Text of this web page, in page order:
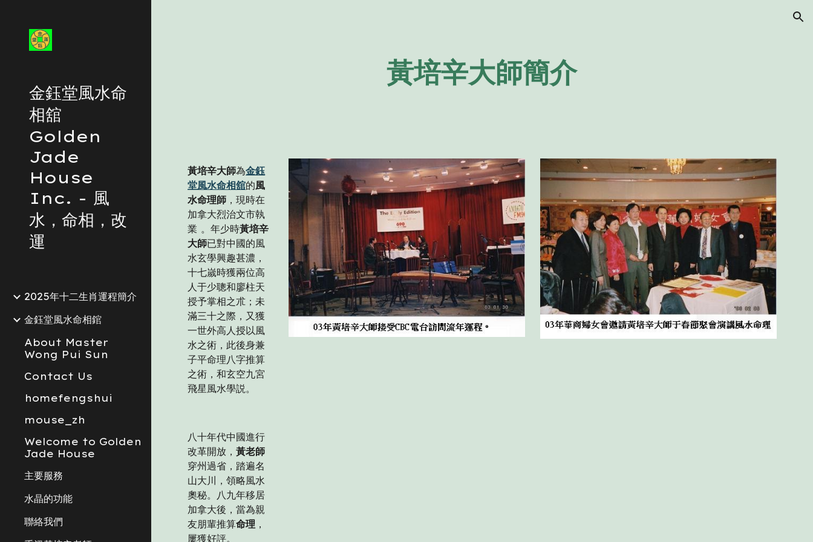
金鈺堂風水命
相舘
Golden
Jade
House
Inc. - 風
水，命相，改
運
2025年十二生肖運程簡介
金鈺堂風水命相錧
About Master
Wong Pui Sun
Contact Us
homefengshui
mouse_zh
Welcome to Golden
Jade House
主要服務
水晶的功能
聯絡我們
黃培辛大師簡介
黃培辛大師為金鈺
堂風水命相舘的風
水命理師 ，現時在
加拿大烈治文市執
業 。年少時黃培辛
大師已對中國的風
水玄學興趣甚濃，
十七嵗時獲兩位高
人于少聰和廖柱天
授予掌相之朮；未
滿三十之際，又獲
一世外高人授以風
水之術，此後身兼
子平命理八字推算
之術，和玄空九宮
飛星風水學説。
八十年代中國進行
改革開放，黃老師
穿州過省，踏遍名
山大川，領略風水
奧秘。八九年移居
加拿大後，當為親
友朋輩推算命理 ，
屢獲好評。